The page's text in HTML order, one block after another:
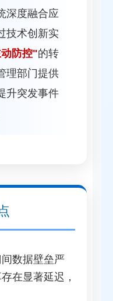
深度融合应
技术创新实
防控"的转
理部门提供
升突发事件
数据壁垒严
在显著延迟，